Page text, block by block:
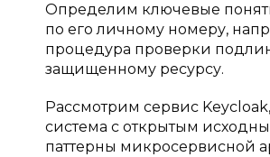
Определим ключевые
по его личному номеру,
процедура проверки
защищенному ресурсу.
Рассмотрим сервис
система с открытым
паттерны микросервисной